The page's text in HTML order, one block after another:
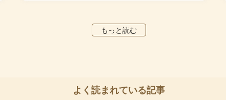
みの分量で。卵白は新鮮な平飼いの卵を使いましょ
もっと読む
よく読まれている記事